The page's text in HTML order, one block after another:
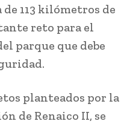
113 kilómetros de
reto para el
parque que debe
planteados por la
de Renaico II, se